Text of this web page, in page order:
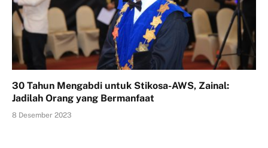
30 Tahun Mengabdi untuk Stikosa-AWS, Zainal:
Jadilah Orang yang Bermanfaat
8 Desember 2023